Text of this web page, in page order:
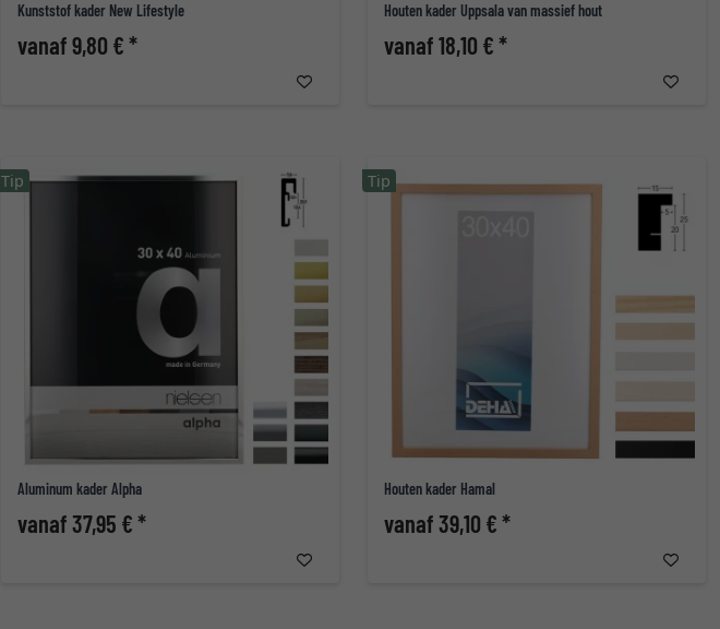
Kunststof kader New Lifestyle
vanaf 9,80 € *
Houten kader Uppsala van massief hout
vanaf 18,10 € *
Aluminum kader Alpha
vanaf 37,95 € *
Tip
Houten kader Hamal
vanaf 39,10 € *
Tip